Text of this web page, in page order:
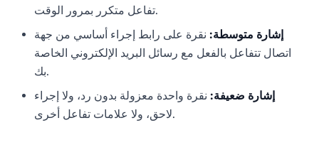
تفاعل متكرر بمرور الوقت.
إشارة متوسطة: نقرة على رابط إجراء أساسي من جهة
اتصال تتفاعل بالفعل مع رسائل البريد الإلكتروني الخاصة
بك.
إشارة ضعيفة: نقرة واحدة معزولة بدون رد، ولا إجراء
لاحق، ولا علامات تفاعل أخرى.